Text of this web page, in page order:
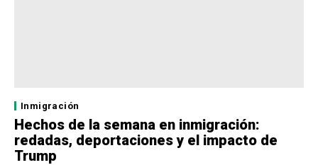
Inmigración
Hechos de la semana en inmigración:
redadas, deportaciones y el impacto de
Trump